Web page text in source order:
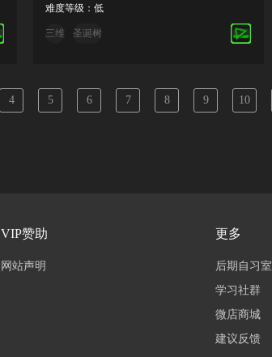
难度等级：低
三维 圣诞树
4 5 6 7 8 9 10
VIP赞助
网站声明
更多
后期自习室
学习社群
微店商城
建议反馈